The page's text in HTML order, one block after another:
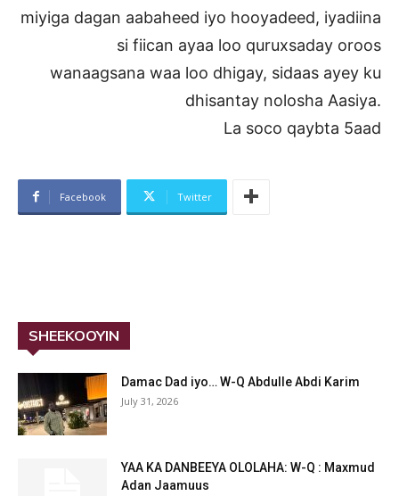
miyiga dagan aabaheed iyo hooyadeed, iyadiina
si fiican ayaa loo quruxsaday oroos
wanaagsana waa loo dhigay, sidaas ayey ku
dhisantay nolosha Aasiya.
La soco qaybta 5aad
Facebook Twitter
SHEEKOOYIN
Damac Dad iyo… W-Q Abdulle Abdi Karim
July 31, 2026
YAA KA DANBEEYA OLOLAHA: W-Q : Maxmud
Adan Jaamuus